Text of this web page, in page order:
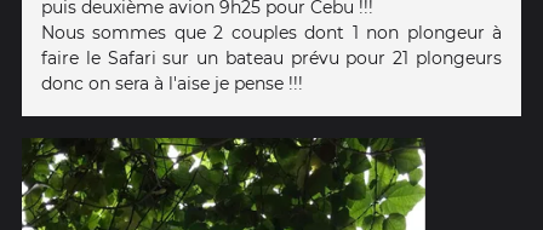
puis deuxième avion 9h25 pour Cebu !!!
Nous sommes que 2 couples dont 1 non plongeur à
faire le Safari sur un bateau prévu pour 21 plongeurs
donc on sera à l'aise je pense !!!